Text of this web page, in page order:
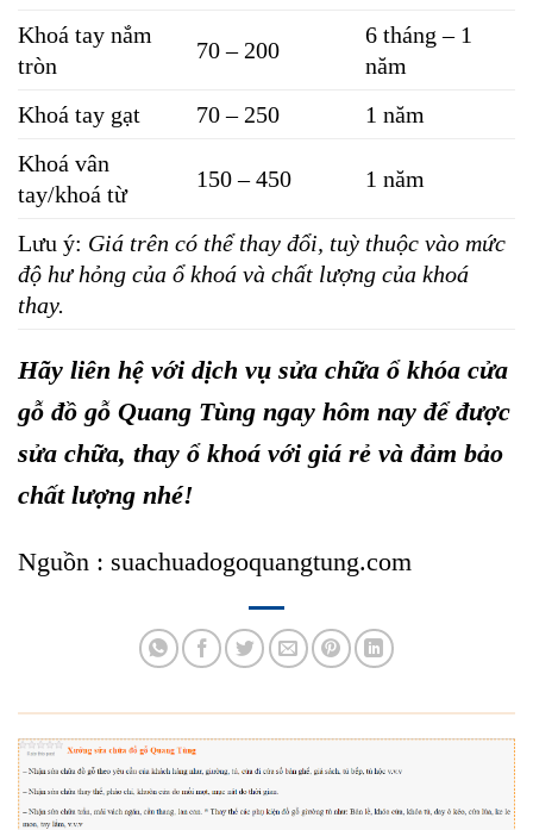
Khoá tay nắm
tròn
70 – 200
6 tháng – 1
năm
Khoá tay gạt
70 – 250
1 năm
Khoá vân
tay/khoá từ
150 – 450 1 năm
Lưu ý: Giá trên có thể thay đổi, tuỳ thuộc vào mức
độ hư hỏng của ổ khoá và chất lượng của khoá
thay.
Hãy liên hệ với dịch vụ sửa chữa ổ khóa cửa
gỗ đồ gỗ Quang Tùng ngay hôm nay để được
sửa chữa, thay ổ khoá với giá rẻ và đảm bảo
chất lượng nhé!
Nguồn : suachuadogoquangtung.com